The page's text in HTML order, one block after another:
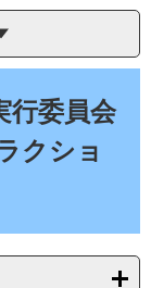
行委員会
クショ